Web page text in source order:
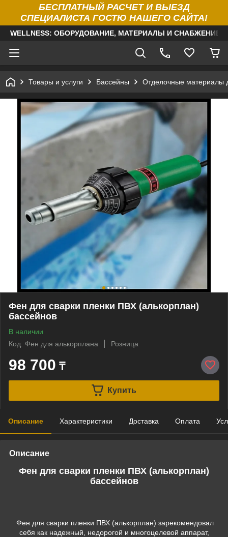
БЕСПЛАТНЫЙ РАСЧЕТ И ВЫЕЗД
СПЕЦИАЛИСТА ГОСТЮ НАШЕГО САЙТА!
WELLNESS: ОБОРУДОВАНИЕ, МАТЕРИАЛЫ И
Товары и услуги Бассейны Отделочные материалы
Фен для сварки пленки ПВХ (алькорплан)
бассейнов
В наличии
Код: Фен для алькорплана
Розница
98 700 ₸
Купить
Описание Характеристики Доставка Оплата
Описание
Фен для сварки пленки ПВХ (алькорплан)
бассейнов
Фен для сварки пленки ПВХ (алькорплан) зарекомендовал
себя как надежный, недорогой и многоцелевой аппарат,